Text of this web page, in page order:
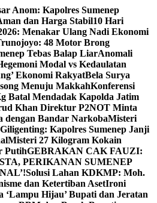
Anom: Kapolres Sumenep
dan Harga Stabil10 Hari
Menakar Ulang Nadi Ekonomi
48 Motor Brong
Tebas Balap LiarAnomali
Modal vs Kedaulatan
Ekonomi RakyatBela Surya
Menuju MakkahKonferensi
Batal Mendadak Kapolda Jatim
Khan Direktur P2NOT Minta
dengan Bandar NarkobaMisteri
Kapolres Sumenep Janji
Misteri 27 Kilogram Kokain
PutihGEBRAKAN CAK FAUZI:
PERIKANAN SUMENEP
Solusi Lahan KDKMP: Moh.
dan Ketertiban AsetIroni
Hijau’ Bupati dan Jeratan